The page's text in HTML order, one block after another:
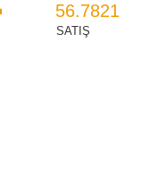
56.7821
SATIŞ